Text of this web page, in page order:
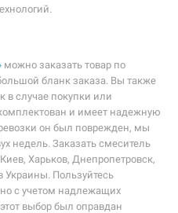
можно заказать товар по
бланк заказа. Вы также
в случае покупки или
и имеет надежную
он был поврежден, мы
недель. Заказать смеситель
Харьков, Днепропетровск,
Украины. Пользуйтесь
с учетом надлежащих
выбор был оправдан